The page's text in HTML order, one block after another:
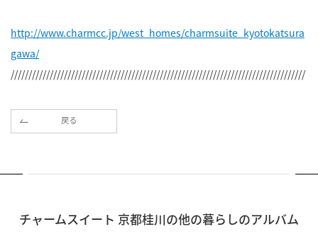
http://www.charmcc.jp/west_homes/charmsuite_kyotokatsura
gawa/
///////////////////////////////////////////////////////////////////////////////////
戻る
チャームスイート 京都桂川の他の暮らしのアルバム